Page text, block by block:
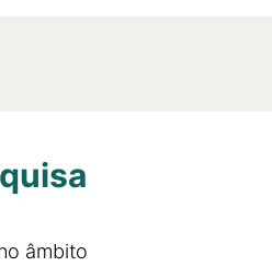
âmbito